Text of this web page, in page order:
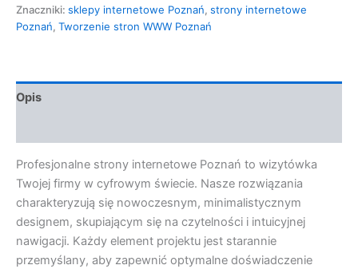
Znaczniki: sklepy internetowe Poznań, strony internetowe
Poznań, Tworzenie stron WWW Poznań
Opis
Profesjonalne strony internetowe Poznań to wizytówka
Twojej firmy w cyfrowym świecie. Nasze rozwiązania
charakteryzują się nowoczesnym, minimalistycznym
designem, skupiającym się na czytelności i intuicyjnej
nawigacji. Każdy element projektu jest starannie
przemyślany, aby zapewnić optymalne doświadczenie